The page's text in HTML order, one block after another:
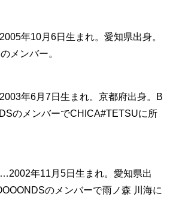
年10月6日生まれ。愛知県出身。
メンバー。
年6月7日生まれ。京都府出身。B
のメンバーでCHICA#TETSUに所
年11月5日生まれ。愛知県出
のメンバーで雨ノ森 川海に